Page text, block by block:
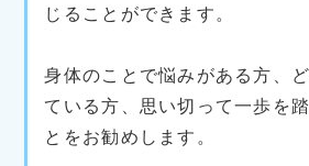
じることができます。
身体のことで悩みがある方、
ている方、思い切って一歩を
とをお勧めします。